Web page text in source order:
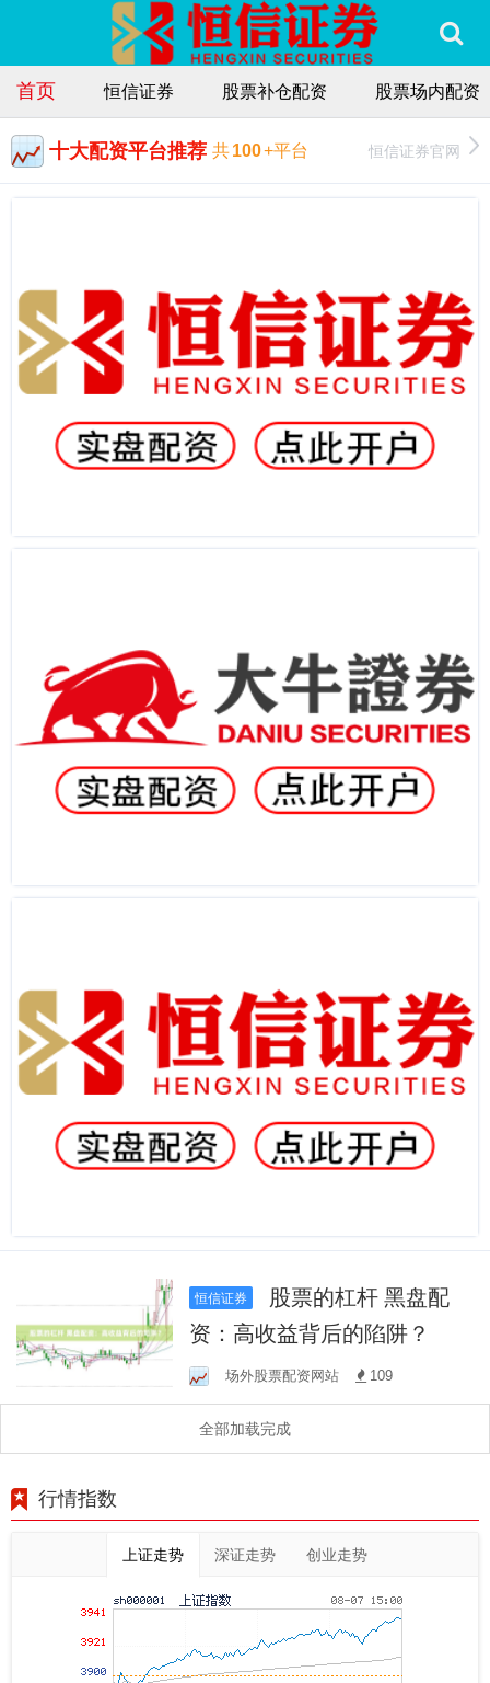
首页 恒信证券 股票补仓配资 股票场内配资
十大配资平台推荐 共100+平台 恒信证券官网
恒信证券
资：高收益背后的陷阱？
场外股票配资网站 109
全部加载完成
行情指数
上证走势 深证走势 创业走势